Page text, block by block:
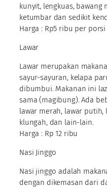
kunyit, lengkuas,
ketumbar dan sedikit
Harga : Rp5 ribu per porsi
Lawar
Lawar merupakan
sayur-sayuran, kelapa
dibumbui. Makanan ini
sama (magibung). Ada
lawar merah, lawar
klungah, dan lain-lain.
Harga : Rp 12 ribu
Nasi Jinggo
Nasi jinggo adalah
dengan dikemasan dari